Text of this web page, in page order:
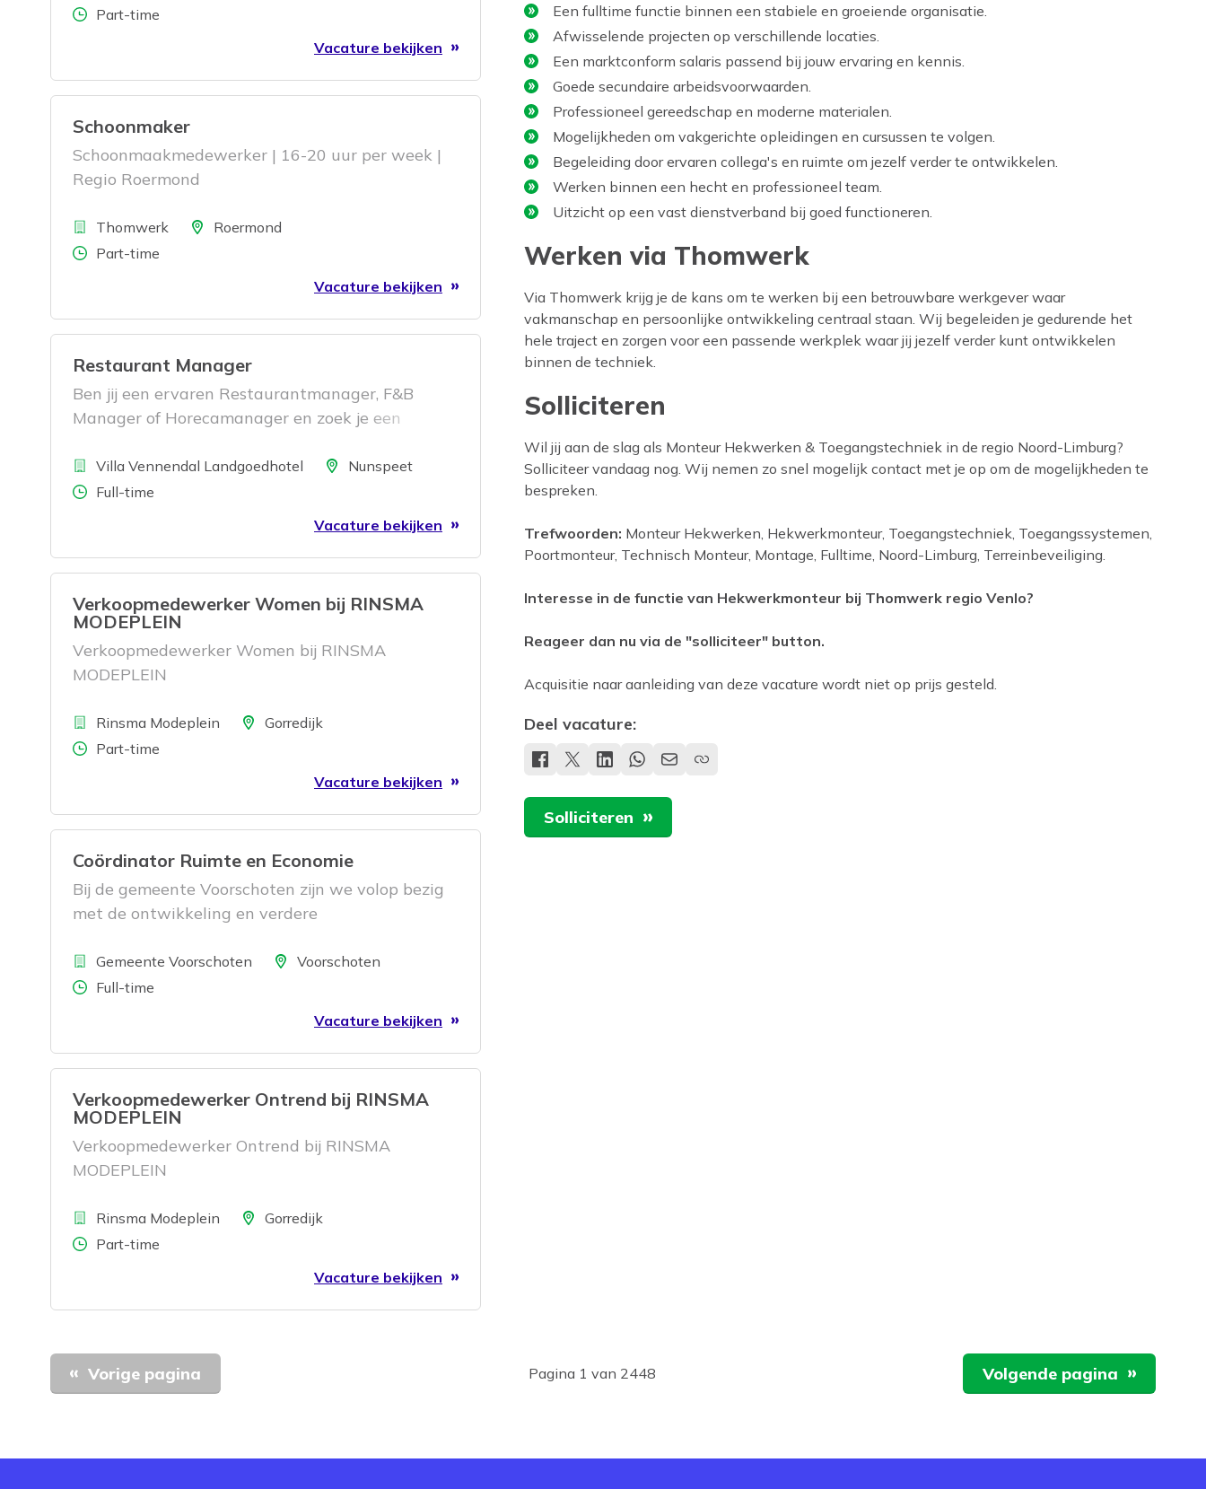
kok het keukenteam aan en krijg je volop ruimte
Aantal uren
Part-time
Vacature bekijken
Schoonmaker
Schoonmaakmedewerker | 16-20 uur per week |
Regio Roermond
BedrijfThomwerk LocatieRoermond
Aantal uren
Part-time
Vacature bekijken
Restaurant Manager
Ben jij een ervaren Restaurantmanager, F&B
Manager of Horecamanager en zoek je een
Landgoedhotel Villa Vennendal geef je leiding
aan een enthousiast F&B-team, ben je
banqueting en zorg je dagelijks voor een optimale
gastbeleving.
BedrijfVilla Vennendal Landgoedhotel LocatieNunspeet
Aantal uren
Full-time
Vacature bekijken
Verkoopmedewerker Women bij RINSMA
MODEPLEIN
Verkoopmedewerker Women bij RINSMA
MODEPLEIN
BedrijfRinsma Modeplein LocatieGorredijk
Aantal uren
Part-time
Vacature bekijken
Coördinator Ruimte en Economie
Bij de gemeente Voorschoten zijn we volop bezig
met de ontwikkeling en verdere
werken toe naar een klantgerichte
organisatiestructuur die klaar is voor de
betrokkenheid werken aan een gemeente waarin
vertrouwen en verantwoordelijkheid centraal
alleen de inwoners centraal stelt, maar ook jou de
ruimte biedt om bij te dragen aan innovatieve en
duurzame oplossingen.
BedrijfGemeente Voorschoten LocatieVoorschoten
Aantal uren
Full-time
Vacature bekijken
Verkoopmedewerker Ontrend bij RINSMA
MODEPLEIN
Verkoopmedewerker Ontrend bij RINSMA
MODEPLEIN
BedrijfRinsma Modeplein LocatieGorredijk
Aantal uren
Part-time
Vacature bekijken
Een fulltime functie binnen een stabiele en groeiende organisatie.
Afwisselende projecten op verschillende locaties.
Een marktconform salaris passend bij jouw ervaring en kennis.
Goede secundaire arbeidsvoorwaarden.
Professioneel gereedschap en moderne materialen.
Mogelijkheden om vakgerichte opleidingen en cursussen te volgen.
Begeleiding door ervaren collega's en ruimte om jezelf verder te ontwikkelen.
Werken binnen een hecht en professioneel team.
Uitzicht op een vast dienstverband bij goed functioneren.
Werken via Thomwerk
Via Thomwerk krijg je de kans om te werken bij een betrouwbare werkgever waar
vakmanschap en persoonlijke ontwikkeling centraal staan. Wij begeleiden je gedurende het
hele traject en zorgen voor een passende werkplek waar jij jezelf verder kunt ontwikkelen
binnen de techniek.
Solliciteren
Wil jij aan de slag als Monteur Hekwerken & Toegangstechniek in de regio Noord-Limburg?
Solliciteer vandaag nog. Wij nemen zo snel mogelijk contact met je op om de mogelijkheden te
bespreken.
Trefwoorden: Monteur Hekwerken, Hekwerkmonteur, Toegangstechniek, Toegangssystemen,
Poortmonteur, Technisch Monteur, Montage, Fulltime, Noord-Limburg, Terreinbeveiliging.
Interesse in de functie van Hekwerkmonteur bij Thomwerk regio Venlo?
Reageer dan nu via de "solliciteer" button.
Acquisitie naar aanleiding van deze vacature wordt niet op prijs gesteld.
Deel vacature:
Solliciteren
Vorige pagina Pagina 1 van 2448 Volgende pagina